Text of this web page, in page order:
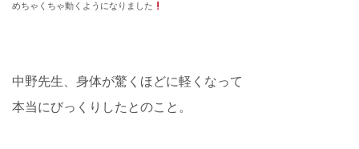
めちゃくちゃ動くようになりました
中野先生、身体が驚くほどに軽くなって
本当にびっくりしたとのこと。